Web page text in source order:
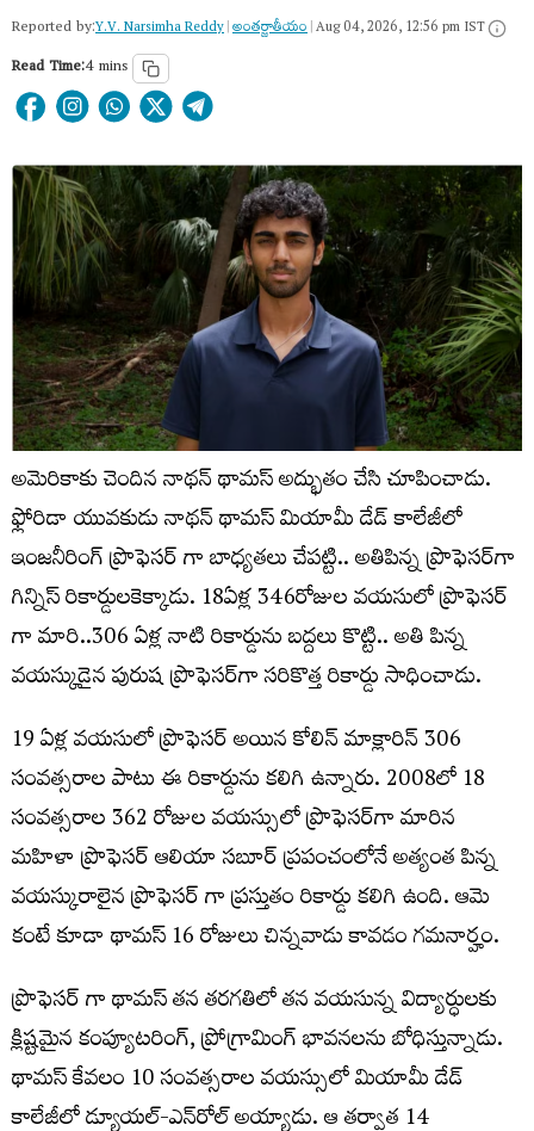
Reported by:Y.V. Narsimha Reddy|అంత‌ర్జాతీయం|Aug 04, 2026, 12:56 pm IST
Read Time:4 mins
అమెరికాకు చెందిన నాథన్ థామస్ అద్భుతం చేసి చూపించాడు.
ఫ్లోరిడా యువకుడు నాథన్ థామస్ మియామీ డేడ్ కాలేజీలో
ఇంజనీరింగ్ ప్రొఫెసర్ గా బాధ్యతలు చేపట్టి.. అతిపిన్న ప్రొఫెసర్‌గా
గిన్నిస్‌ రికార్డులకెక్కాడు. 18ఏళ్ల 346రోజుల వయసులో ప్రొఫెసర్
గా మారి..306 ఏళ్ల నాటి రికార్డును బద్దలు కొట్టి.. అతి పిన్న
వయస్కుడైన పురుష ప్రొఫెసర్‌గా సరికొత్త రికార్డు సాధించాడు.
19 ఏళ్ల వయసులో ప్రొఫెసర్ అయిన కోలిన్ మాక్లారిన్ 306
సంవత్సరాల పాటు ఈ రికార్డును కలిగి ఉన్నారు. 2008లో 18
సంవత్సరాల 362 రోజుల వయస్సులో ప్రొఫెసర్‌గా మారిన
మహిళా ప్రొఫెసర్ ఆలియా సబూర్ ప్రపంచంలోనే అత్యంత పిన్న
వయస్కురాలైన ప్రొఫెసర్ గా ప్రస్తుతం రికార్డు కలిగి ఉంది. ఆమె
కంటే కూడా థామస్ 16 రోజులు చిన్నవాడు కావడం గమనార్హం.
ప్రొఫెసర్ గా థామస్ తన తరగతిలో తన వయసున్న విద్యార్ధులకు
క్లిష్టమైన కంప్యూటరింగ్, ప్రోగ్రామింగ్ భావనలను బోధిస్తున్నాడు.
థామస్ కేవలం 10 సంవత్సరాల వయస్సులో మియామీ డేడ్
కాలేజీలో డ్యూయల్-ఎన్‌రోల్ అయ్యాడు. ఆ తర్వాత 14